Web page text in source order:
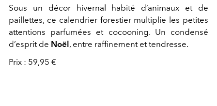
Sous un décor hivernal habité d’animaux et de
paillettes, ce calendrier forestier multiplie les petites
attentions parfumées et cocooning. Un condensé
d’esprit de Noël , entre raffinement et tendresse.
Prix : 59,95 €